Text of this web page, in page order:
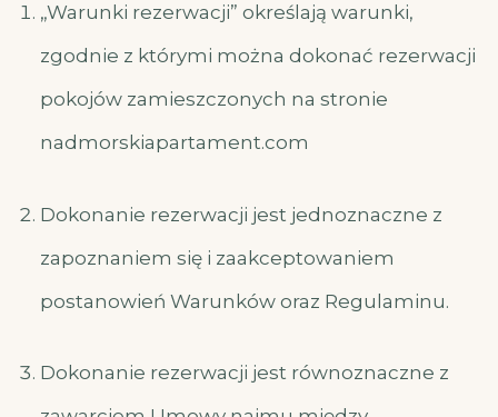
„Warunki rezerwacji” określają warunki,
zgodnie z którymi można dokonać rezerwacji
pokojów zamieszczonych na stronie
nadmorskiapartament.com
Dokonanie rezerwacji jest jednoznaczne z
zapoznaniem się i zaakceptowaniem
postanowień Warunków oraz Regulaminu.
Dokonanie rezerwacji jest równoznaczne z